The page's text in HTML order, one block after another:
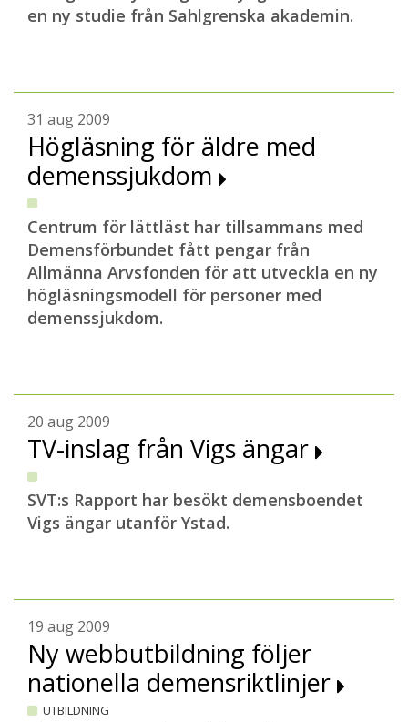
en ny studie från Sahlgrenska akademin.
31 aug 2009
Högläsning för äldre med
demenssjukdom
Centrum för lättläst har tillsammans med
Demensförbundet fått pengar från
Allmänna Arvsfonden för att utveckla en ny
högläsningsmodell för personer med
demenssjukdom.
20 aug 2009
TV-inslag från Vigs ängar
SVT:s Rapport har besökt demensboendet
Vigs ängar utanför Ystad.
19 aug 2009
Ny webbutbildning följer
nationella demensriktlinjer
UTBILDNING